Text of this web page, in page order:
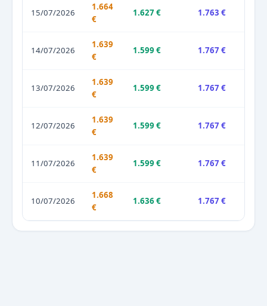
15/07/2026
1.664
€
1.627 € 1.763 €
14/07/2026
1.639
€
1.599 € 1.767 €
13/07/2026
1.639
€
1.599 € 1.767 €
12/07/2026
1.639
€
1.599 € 1.767 €
11/07/2026
1.639
€
1.599 € 1.767 €
10/07/2026
1.668
€
1.636 € 1.767 €